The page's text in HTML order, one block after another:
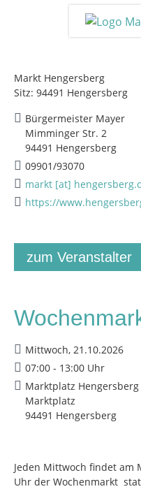
Markt Hengersberg
Sitz: 94491 Hengersberg
Bürgermeister Mayer
Mimminger Str. 2
94491 Hengersberg
09901/93070
markt [at]
https://
zum Veranstalter
Mittwoch, 21.10.2026
07:00 - 13:00 Uhr
Marktplatz Hengersberg
Marktplatz
94491 Hengersberg
Jeden Mittwoch findet am
Uhr der Wochenmarkt